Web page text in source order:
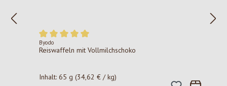
Durchschnittliche Bewertung von 5 von 5 Sternen
Byodo
Reiswaffeln mit Vollmilchschoko
Inhalt:65 g(34,62 € / kg)